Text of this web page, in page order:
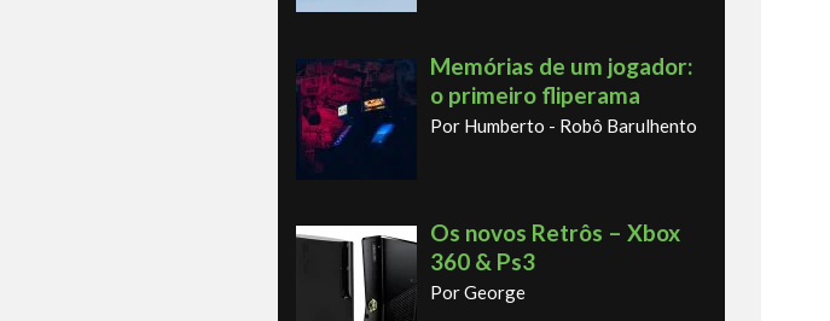
Memórias de um jogador:
o primeiro fliperama
Por Humberto - Robô Barulhento
Os novos Retrôs – Xbox
360 & Ps3
Por George